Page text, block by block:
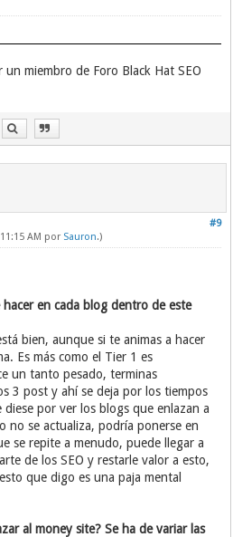
miembro de Foro Black Hat SEO
#9
AM por Sauron.)
en cada blog dentro de este
bien, aunque si te animas a hacer
Es más como el Tier 1 es
un tanto pesado, terminas
3 post y ahí se deja por los tiempos
por ver los blogs que enlazan a
no se actualiza, podría ponerse en
se repite a menudo, puede llegar a
de los SEO y restarle valor a esto,
que digo es una paja mental
al money site? Se ha de variar las